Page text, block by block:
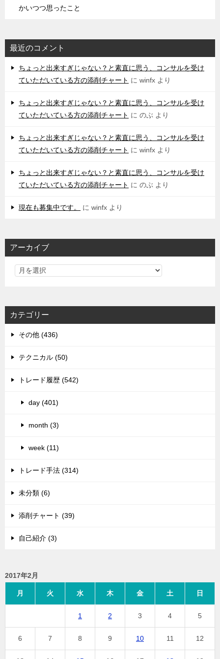
かいつつ思ったこと
最近のコメント
ちょっと出来すぎじゃない？と素直に思う、コンサルを受け
ていただいている方の添削チャート に winfx より
ちょっと出来すぎじゃない？と素直に思う、コンサルを受け
ていただいている方の添削チャート に のぶ より
ちょっと出来すぎじゃない？と素直に思う、コンサルを受け
ていただいている方の添削チャート に winfx より
ちょっと出来すぎじゃない？と素直に思う、コンサルを受け
ていただいている方の添削チャート に のぶ より
現在も募集中です。 に winfx より
アーカイブ
カテゴリー
その他 (436)
テクニカル (50)
トレード履歴 (542)
day (401)
month (3)
week (11)
トレード手法 (314)
未分類 (6)
添削チャート (39)
自己紹介 (3)
2017年2月
月 火 水 木 金 土 日
1 2 3 4 5
6 7 8 9 10 11 12